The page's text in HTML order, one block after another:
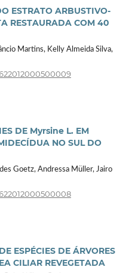
ESTRATO ARBUSTIVO-
RESTAURADA COM 40
Martins, Kelly Almeida Silva,
DE Myrsine L. EM
NO SUL DO
Goetz, Andressa Müller, Jairo
ESPÉCIES DE ÁRVORES
CILIAR REVEGETADA